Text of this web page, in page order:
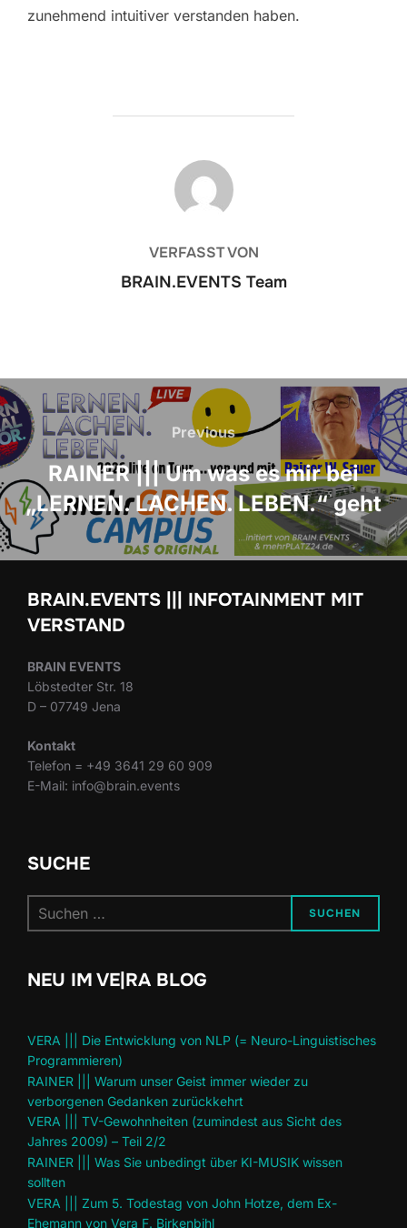
zunehmend intuitiver verstanden haben.
BEITRAGSAUTOR
VERFASST VON
BRAIN.EVENTS Team
Beitrags-
Navigation
Previous
Previous
RAINER ||| Um was es mir bei
„LERNEN. LACHEN. LEBEN.“ geht
BRAIN.EVENTS ||| INFOTAINMENT MIT
VERSTAND
BRAIN EVENTS
Löbstedter Str. 18
D – 07749 Jena
Kontakt
Telefon = +49 3641 29 60 909
E-Mail: info@brain.events
SUCHE
nach:
SUCHEN
NEU IM VE|RA BLOG
VERA ||| Die Entwicklung von NLP (= Neuro-Linguistisches
Programmieren)
RAINER ||| Warum unser Geist immer wieder zu
verborgenen Gedanken zurückkehrt
VERA ||| TV-Gewohnheiten (zumindest aus Sicht des
Jahres 2009) – Teil 2/2
RAINER ||| Was Sie unbedingt über KI-MUSIK wissen
sollten
VERA ||| Zum 5. Todestag von John Hotze, dem Ex-
Ehemann von Vera F. Birkenbihl